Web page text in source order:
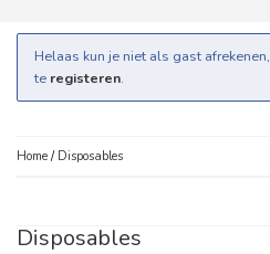
Helaas kun je niet als gast
te registeren.
Home / Disposables
Disposables